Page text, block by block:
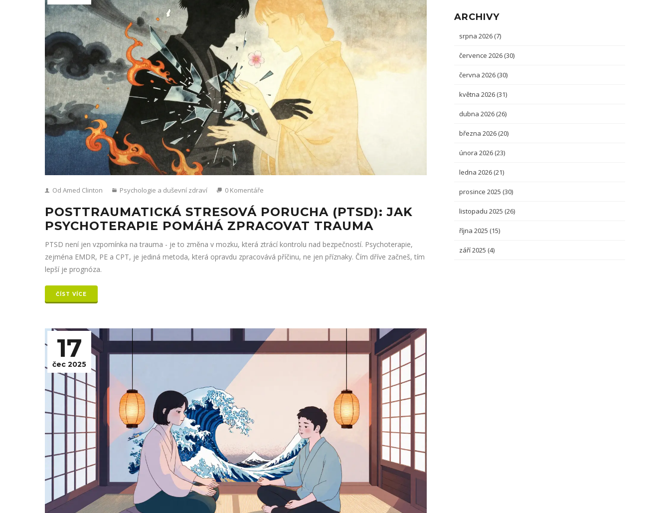
Od Amed Clinton Psychologie a duševní zdraví 0 Komentáře
POSTTRAUMATICKÁ STRESOVÁ PORUCHA (PTSD): JAK
PSYCHOTERAPIE POMÁHÁ ZPRACOVAT TRAUMA
PTSD není jen vzpomínka na trauma - je to změna v mozku, která ztrácí kontrolu nad bezpečností. Psychoterapie,
zejména EMDR, PE a CPT, je jediná metoda, která opravdu zpracovává příčinu, ne jen příznaky. Čím dříve začneš, tím
lepší je prognóza.
ČÍST VÍCE
17
čec 2025
ARCHIVY
srpna 2026 (7)
července 2026 (30)
června 2026 (30)
května 2026 (31)
dubna 2026 (26)
března 2026 (20)
února 2026 (23)
ledna 2026 (21)
prosince 2025 (30)
listopadu 2025 (26)
října 2025 (15)
září 2025 (4)